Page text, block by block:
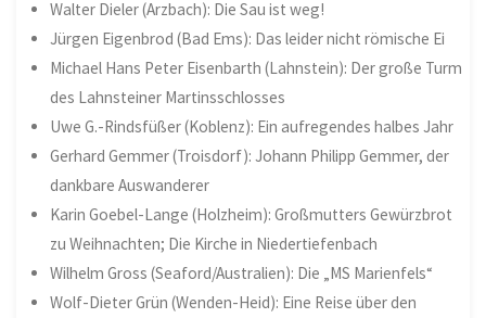
Walter Dieler (Arzbach): Die Sau ist weg!
Jürgen Eigenbrod (Bad Ems): Das leider nicht römische Ei
Michael Hans Peter Eisenbarth (Lahnstein): Der große Turm
des Lahnsteiner Martinsschlosses
Uwe G.-Rindsfüßer (Koblenz): Ein aufregendes halbes Jahr
Gerhard Gemmer (Troisdorf): Johann Philipp Gemmer, der
dankbare Auswanderer
Karin Goebel-Lange (Holzheim): Großmutters Gewürzbrot
zu Weihnachten; Die Kirche in Niedertiefenbach
Wilhelm Gross (Seaford/Australien): Die „MS Marienfels“
Wolf-Dieter Grün (Wenden-Heid): Eine Reise über den